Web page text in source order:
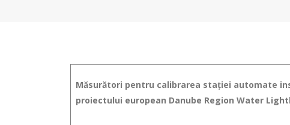
Măsurători pentru calibrarea stației automate
proiectului european Danube Region Water